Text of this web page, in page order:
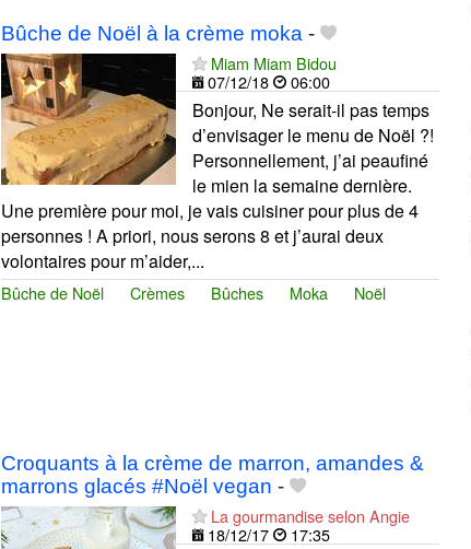
Bûche de Noël à la crème moka -
Miam Miam Bidou
07/12/18
06:00
Bonjour, Ne serait-il pas temps
d’envisager le menu de Noël ?!
Personnellement, j’ai peaufiné
le mien la semaine dernière.
Une première pour moi, je vais cuisiner pour plus de 4
personnes ! A priori, nous serons 8 et j’aurai deux
volontaires pour m’aider,...
Bûche de Noël Crèmes Bûches Moka Noël
Croquants à la crème de marron, amandes &
marrons glacés #Noël vegan -
La gourmandise selon Angie
18/12/17
17:35